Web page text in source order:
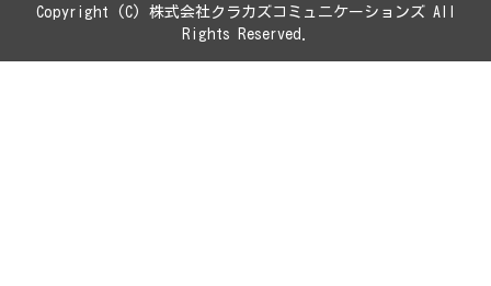
Copyright (C) 株式会社クラカズコミュニケーションズ All
Rights Reserved.